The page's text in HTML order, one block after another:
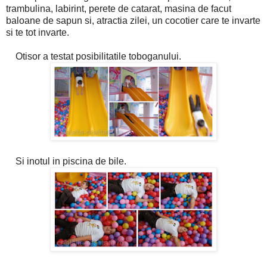
trambulina, labirint, perete de catarat, masina de facut
baloane de sapun si, atractia zilei, un cocotier care te invarte
si te tot invarte.
Otisor a testat posibilitatile toboganului.
Si inotul in piscina de bile.